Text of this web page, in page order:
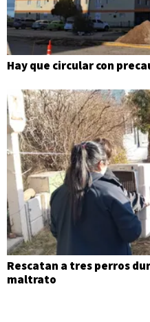
Hay que circular con
Rescatan a tres perros
maltrato